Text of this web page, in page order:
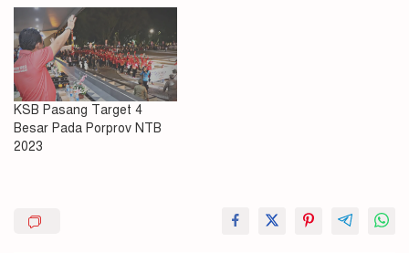
KSB Pasang Target 4
Besar Pada Porprov NTB
2023